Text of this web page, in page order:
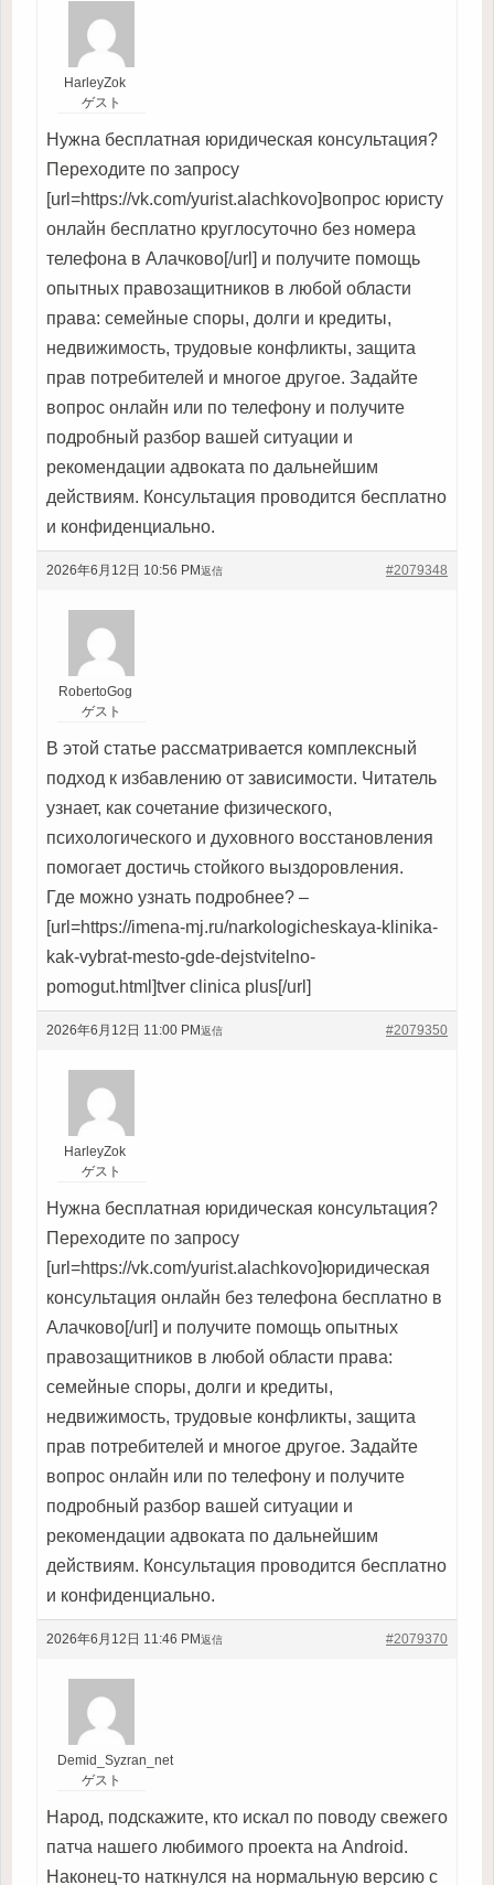
HarleyZok
ゲスト
Нужна бесплатная юридическая консультация?
Переходите по запросу
[url=https://vk.com/yurist.alachkovo]вопрос юристу
онлайн бесплатно круглосуточно без номера
телефона в Алачково[/url] и получите помощь
опытных правозащитников в любой области
права: семейные споры, долги и кредиты,
недвижимость, трудовые конфликты, защита
прав потребителей и многое другое. Задайте
вопрос онлайн или по телефону и получите
подробный разбор вашей ситуации и
рекомендации адвоката по дальнейшим
действиям. Консультация проводится бесплатно
и конфиденциально.
2026年6月12日 10:56 PM #2079348
返信
RobertoGog
ゲスト
В этой статье рассматривается комплексный
подход к избавлению от зависимости. Читатель
узнает, как сочетание физического,
психологического и духовного восстановления
помогает достичь стойкого выздоровления.
Где можно узнать подробнее? –
[url=https://imena-mj.ru/narkologicheskaya-klinika-
kak-vybrat-mesto-gde-dejstvitelno-
pomogut.html]tver clinica plus[/url]
2026年6月12日 11:00 PM #2079350
返信
HarleyZok
ゲスト
Нужна бесплатная юридическая консультация?
Переходите по запросу
[url=https://vk.com/yurist.alachkovo]юридическая
консультация онлайн без телефона бесплатно в
Алачково[/url] и получите помощь опытных
правозащитников в любой области права:
семейные споры, долги и кредиты,
недвижимость, трудовые конфликты, защита
прав потребителей и многое другое. Задайте
вопрос онлайн или по телефону и получите
подробный разбор вашей ситуации и
рекомендации адвоката по дальнейшим
действиям. Консультация проводится бесплатно
и конфиденциально.
2026年6月12日 11:46 PM #2079370
返信
Demid_Syzran_net
ゲスト
Народ, подскажите, кто искал по поводу свежего
патча нашего любимого проекта на Android.
Наконец-то наткнулся на нормальную версию с